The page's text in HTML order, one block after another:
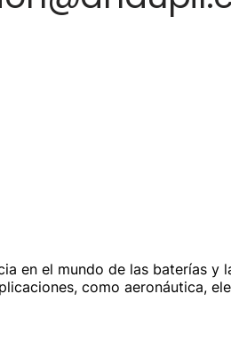
en el mundo de las baterías
como aeronáutica,